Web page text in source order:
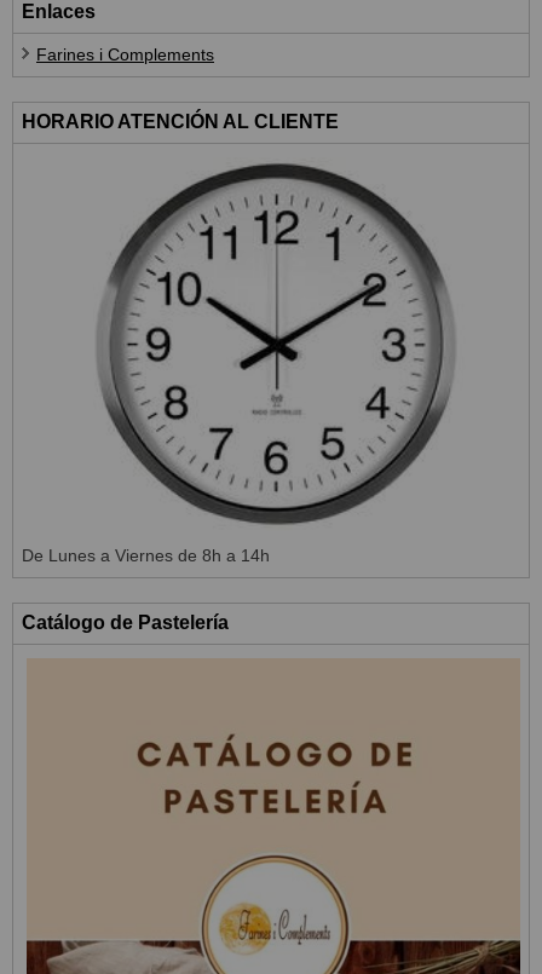
Enlaces
Farines i Complements
HORARIO ATENCIÓN AL CLIENTE
De Lunes a Viernes de 8h a 14h
Catálogo de Pastelería